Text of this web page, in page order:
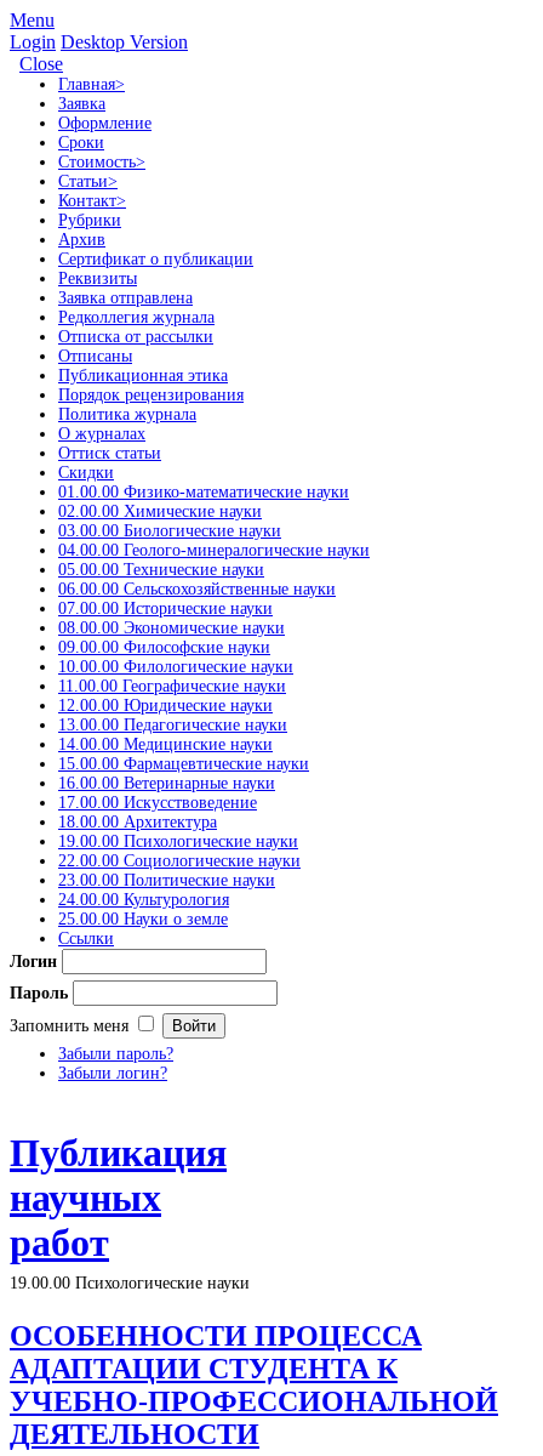
Menu
Login Desktop Version
Close
Главная>
Заявка
Оформление
Сроки
Стоимость>
Статьи>
Контакт>
Рубрики
Архив
Сертификат о публикации
Реквизиты
Заявка отправлена
Редколлегия журнала
Отписка от рассылки
Отписаны
Публикационная этика
Порядок рецензирования
Политика журнала
О журналах
Оттиск статьи
Скидки
01.00.00 Физико-математические науки
02.00.00 Химические науки
03.00.00 Биологические науки
04.00.00 Геолого-минералогические науки
05.00.00 Технические науки
06.00.00 Сельскохозяйственные науки
07.00.00 Исторические науки
08.00.00 Экономические науки
09.00.00 Философские науки
10.00.00 Филологические науки
11.00.00 Географические науки
12.00.00 Юридические науки
13.00.00 Педагогические науки
14.00.00 Медицинские науки
15.00.00 Фармацевтические науки
16.00.00 Ветеринарные науки
17.00.00 Искусствоведение
18.00.00 Архитектура
19.00.00 Психологические науки
22.00.00 Социологические науки
23.00.00 Политические науки
24.00.00 Культурология
25.00.00 Науки о земле
Ссылки
Логин
Пароль
Запомнить меня
Забыли пароль?
Забыли логин?
Публикация
научных
работ
19.00.00 Психологические науки
ОСОБЕННОСТИ ПРОЦЕССА
АДАПТАЦИИ СТУДЕНТА К
УЧЕБНО-ПРОФЕССИОНАЛЬНОЙ
ДЕЯТЕЛЬНОСТИ